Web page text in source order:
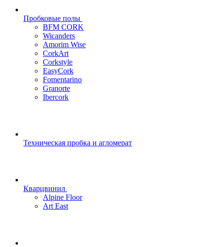
Пробковые полы
BFM CORK
Wicanders
Amorim Wise
CorkArt
Corkstyle
EasyCork
Fomentarino
Granorte
Ibercork
Техническая пробка и агломерат
Кварцвинил
Alpine Floor
Art East